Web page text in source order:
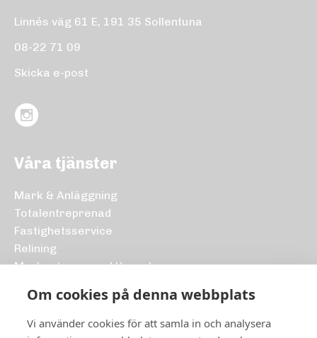
Om cookies på denna webbplats
Vi använder cookies för att samla in och analysera
Linnés väg 61 E, 191 35 Sollentuna
08-22 71 09
Skicka e-post
Våra tjänster
Mark & Anläggning
Totalentreprenad
Fastighetsservice
Relining
Markentreprenad Uppsala
Markarbeten Västerås